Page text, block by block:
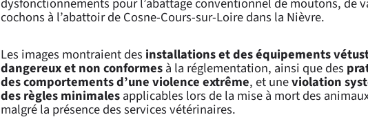
cochons à l’abattoir de Cosne-Cours-sur-Loire dans la Nièvre.
Les images montraient des installations et des équipements
dangereux et non conformesà la réglementation, ainsi que des
des comportements d’une violence extrême, et uneviolation
des règles minimalesapplicables lors de la mise à mort des
malgré la présence des services vétérinaires.